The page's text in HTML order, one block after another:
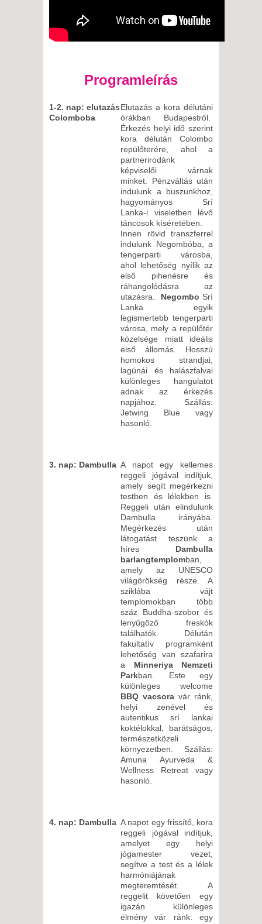
Programleírás
1-2. nap: elutazás
Colomboba
Elutazás a kora délutáni
órákban Budapestről.
Érkezés helyi idő szerint
kora délután Colombo
repülőterére, ahol a
partnerirodánk
képviselői várnak
minket. Pénzváltás után
indulunk a buszunkhoz,
hagyományos Srí
Lanka-i viseletben lévő
táncosok kíséretében.
Innen rövid transzferrel
indulunk Negombóba, a
tengerparti városba,
ahol lehetőség nyílik az
első pihenésre és
ráhangolódásra az
utazásra. Negombo Srí
Lanka egyik
legismertebb tengerparti
városa, mely a repülőtér
közelsége miatt ideális
első állomás. Hosszú
homokos strandjai,
lagúnái és halászfalvai
különleges hangulatot
adnak az érkezés
napjához. Szállás:
Jetwing Blue vagy
hasonló.
3. nap: Dambulla A napot egy kellemes
reggeli jógával indítjuk,
amely segít megérkezni
testben és lélekben is.
Reggeli után elindulunk
Dambulla irányába.
Megérkezés után
látogatást teszünk a
híres Dambulla
barlangtemplomban,
amely az UNESCO
világörökség része. A
sziklába vájt
templomokban több
száz Buddha-szobor és
lenyűgöző freskók
találhatók. Délután
fakultatív programként
lehetőség van szafarira
a Minneriya Nemzeti
Parkban. Este egy
különleges welcome
BBQ vacsora vár ránk,
helyi zenével és
autentikus srí lankai
koktélokkal, barátságos,
természetközeli
környezetben. Szállás:
Amuna Ayurveda &
Wellness Retreat vagy
hasonló.
4. nap: Dambulla A napot egy frissítő, kora
reggeli jógával indítjuk,
amelyet egy helyi
jógamester vezet,
segítve a test és a lélek
harmóniájának
megteremtését. A
reggelit követően egy
igazán különleges
élmény vár ránk: egy